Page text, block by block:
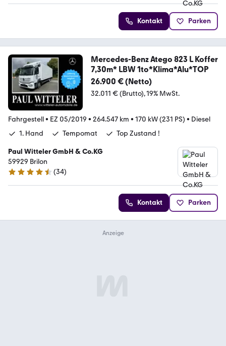
Kontakt Parken
Mercedes-Benz Atego 823 L Koffer
7,30m* LBW 1to*Klima*Alu*TOP
26.900 € (Netto)
32.011 € (Brutto) 19% MwSt.
Fahrgestell• EZ 05/2019 • 264.547 km • 170 kW (231 PS) • Diesel
1. Hand
Tempomat Top Zustand !
Paul Witteler GmbH & Co.KG
59929 Brilon
4.6 Sterne
(34)
Kontakt Parken